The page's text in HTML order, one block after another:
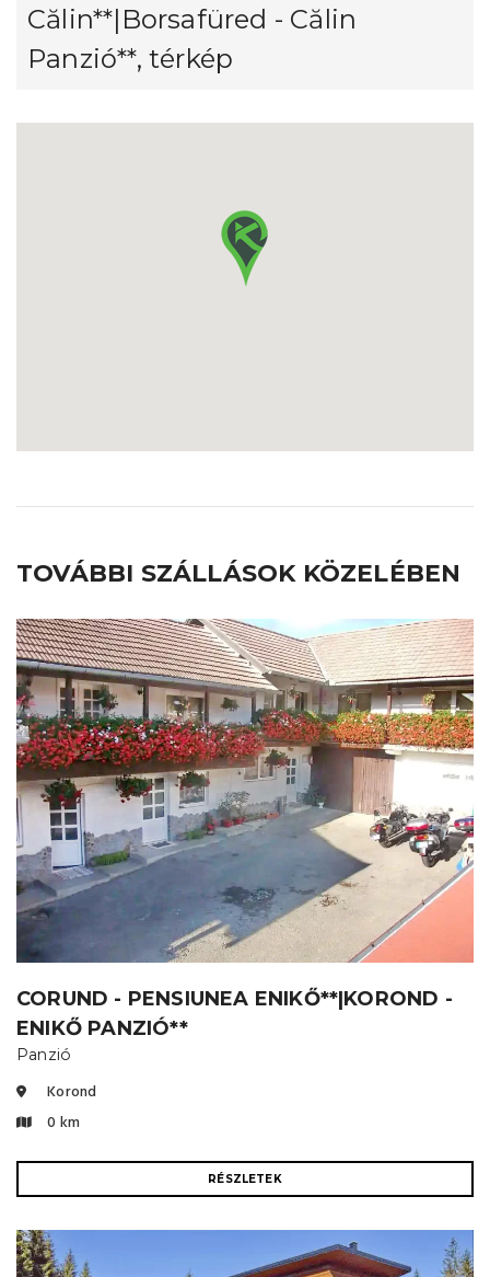
Călin**|Borsafüred - Călin
Panzió**, térkép
TOVÁBBI SZÁLLÁSOK KÖZELÉBEN
CORUND - PENSIUNEA ENIKŐ**|KOROND -
ENIKŐ PANZIÓ**
Panzió
Korond
0 km
RÉSZLETEK